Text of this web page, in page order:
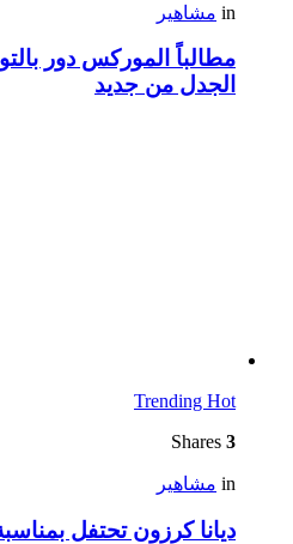
in مشاهير
مطالباً الموركس دور
الجدل من جديد
Trending Hot
3
in مشاهير
ديانا كرزون تحتفل